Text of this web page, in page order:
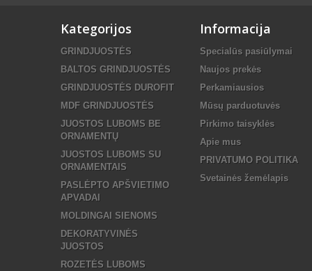
Kategorijos
GRINDJUOSTĖS
BALTOS GRINDJUOSTĖS
GRINDJUOSTĖS DUROFIT
MDF GRINDJUOSTĖS
JUOSTOS LUBOMS BE
ORNAMENTŲ
JUOSTOS LUBOMS SU
ORNAMENTAIS
PASLĖPTO APŠVIETIMO
APVADAI
MOLDINGAI SIENOMS
DEKORATYVINĖS
JUOSTOS
ROZETĖS LUBOMS
Informacija
Specialūs pasiūlymai
Naujos prekės
Perkamiausios
Mūsų parduotuvės
Pirkimo taisyklės
Apie mus
PRIVATUMO POLITIKA
Svetainės žemėlapis